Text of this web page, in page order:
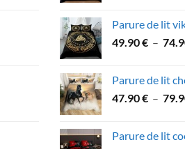
Parure de lit
49.90€ –
Parure de lit
47.90€ –
Parure de lit